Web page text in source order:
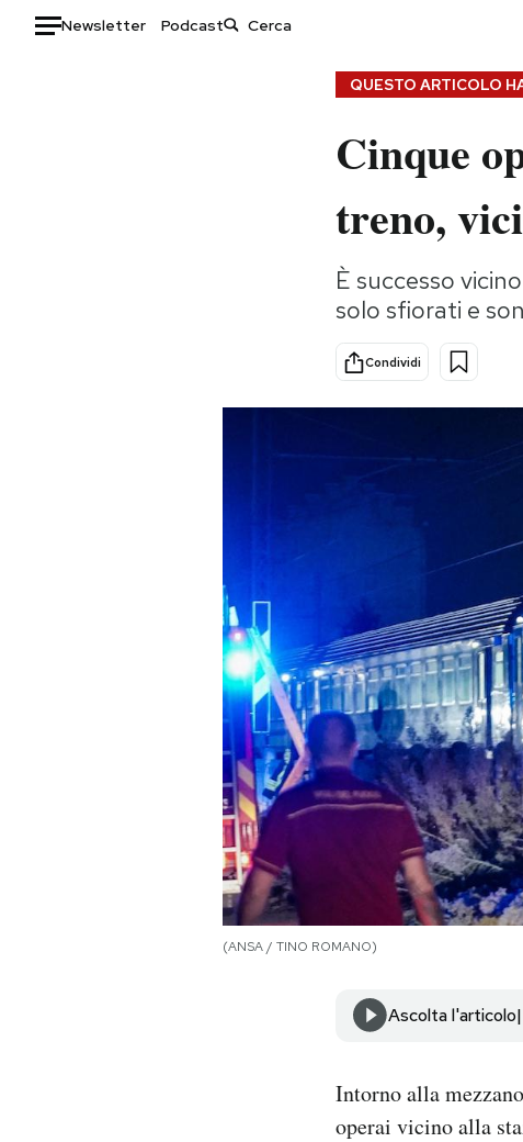
Newsletter Podcast
Storie/Idee
Ok Boomer!
Altrecose
AREA PERSONALE
QUESTO ARTICOLO
Cinque
treno,
È successo
solo sfiorati e
Condividi
(ANSA / TINO ROMANO)
Ascolta l'articolo
Intorno alla
operai vicino alla